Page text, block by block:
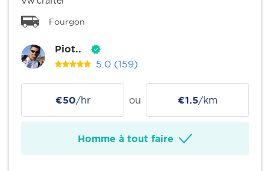
Fourgon
Piot..
5.0 (159)
€50/hr ou €1.5/km
Homme à tout faire